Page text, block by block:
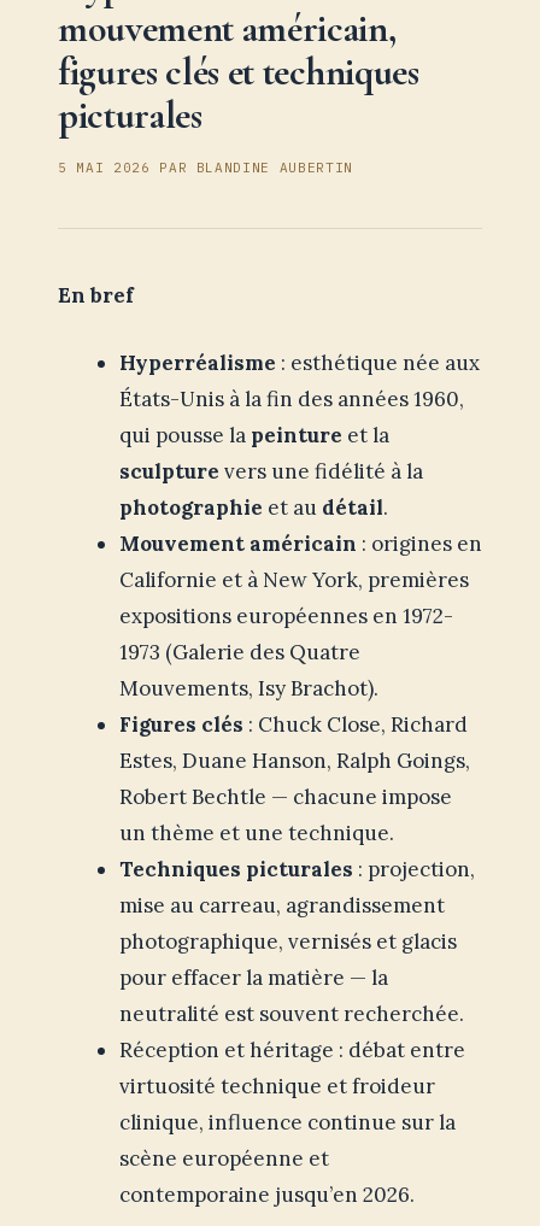
mouvement américain,
figures clés et techniques
picturales
5 MAI 2026 PAR BLANDINE AUBERTIN
En bref
Hyperréalisme : esthétique née aux
États-Unis à la fin des années 1960,
qui pousse la peinture et la
sculpture vers une fidélité à la
photographie et au détail.
Mouvement américain : origines en
Californie et à New York, premières
expositions européennes en 1972-
1973 (Galerie des Quatre
Mouvements, Isy Brachot).
Figures clés : Chuck Close, Richard
Estes, Duane Hanson, Ralph Goings,
Robert Bechtle — chacune impose
un thème et une technique.
Techniques picturales : projection,
mise au carreau, agrandissement
photographique, vernisés et glacis
pour effacer la matière — la
neutralité est souvent recherchée.
Réception et héritage : débat entre
virtuosité technique et froideur
clinique, influence continue sur la
scène européenne et
contemporaine jusqu’en 2026.